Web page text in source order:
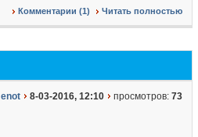
Комментарии (1) Читать полностью
enot 8-03-2016, 12:10 просмотров: 73